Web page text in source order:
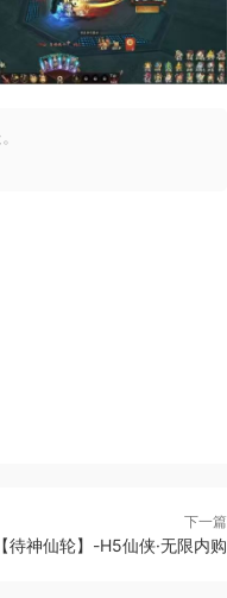
下一篇
待神仙轮】-H5仙侠·无限内购